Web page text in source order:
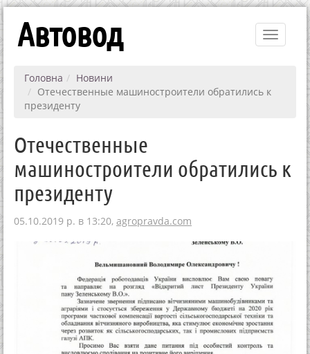
Toggle
Автовод
Головна
Новини
Отечественные машиностроители обратились к
президенту
Отечественные
машиностроители обратились к
президенту
05.10.2019 р. в 13:20, agropravda.com